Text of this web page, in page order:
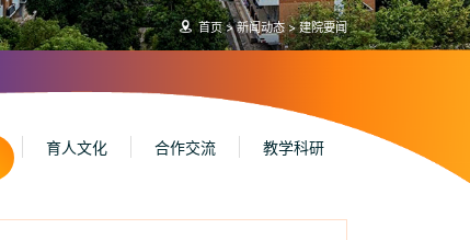
首页>新闻动态>建院要闻
育人文化 合作交流 教学科研